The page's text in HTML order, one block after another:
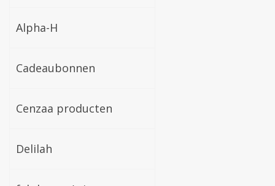
Alpha-H
Cadeaubonnen
Cenzaa producten
Delilah